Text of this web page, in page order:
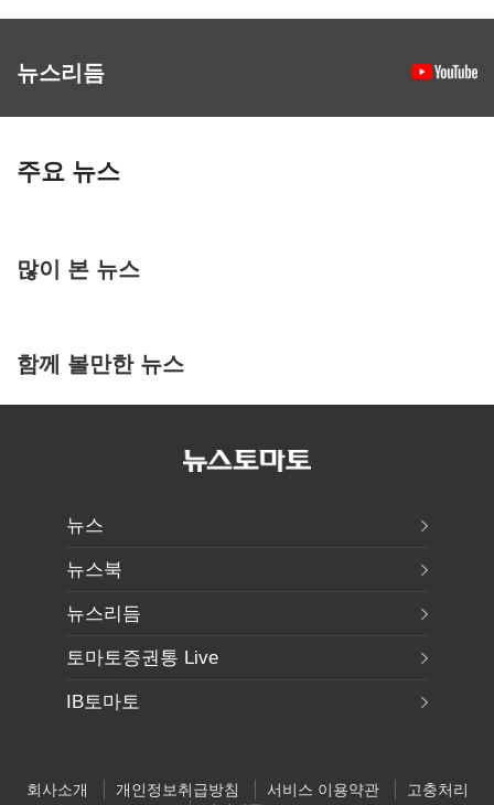
뉴스리듬
주요 뉴스
많이 본 뉴스
함께 볼만한 뉴스
뉴스
뉴스북
뉴스리듬
토마토증권통 Live
IB토마토
회사소개 개인정보취급방침 서비스 이용약관
고충처리